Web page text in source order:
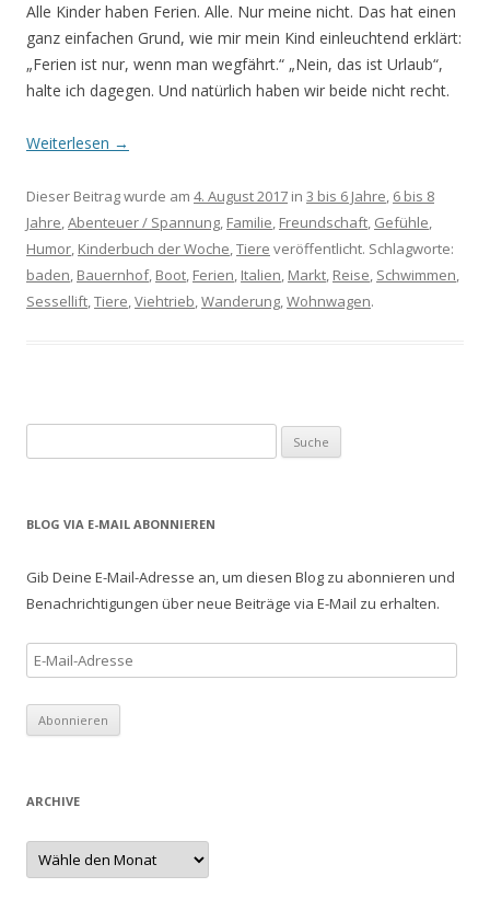
Alle Kinder haben Ferien. Alle. Nur meine nicht. Das hat einen
ganz einfachen Grund, wie mir mein Kind einleuchtend erklärt:
„Ferien ist nur, wenn man wegfährt.“ „Nein, das ist Urlaub“,
halte ich dagegen. Und natürlich haben wir beide nicht recht.
Weiterlesen →
Dieser Beitrag wurde am 4. August 2017 in 3 bis 6 Jahre, 6 bis 8
Jahre,Abenteuer / Spannung, Familie, Freundschaft, Gefühle,
Humor, Kinderbuch der Woche,Tiere veröffentlicht. Schlagworte:
baden, Bauernhof, Boot, Ferien, Italien, Markt, Reise, Schwimmen,
Sessellift,Tiere,Viehtrieb,Wanderung,Wohnwagen.
u
h
n
a
h
:
BLOG VIA E-MAIL ABONNIEREN
Gib Deine E-Mail-Adresse an, um diesen Blog zu abonnieren und
Benachrichtigungen über neue Beiträge via E-Mail zu erhalten.
-
M
a
A
ARCHIVE
A
c